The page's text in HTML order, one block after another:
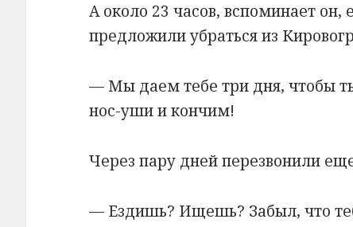
А около 23 часов, вспоминает
предложили убраться из
— Мы даем тебе три дня, чтобы
нос-уши и кончим!
Через пару дней перезвонили
— Ездишь? Ищешь? Забыл, что